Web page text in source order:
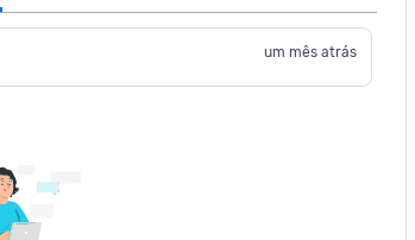
um mês atrás